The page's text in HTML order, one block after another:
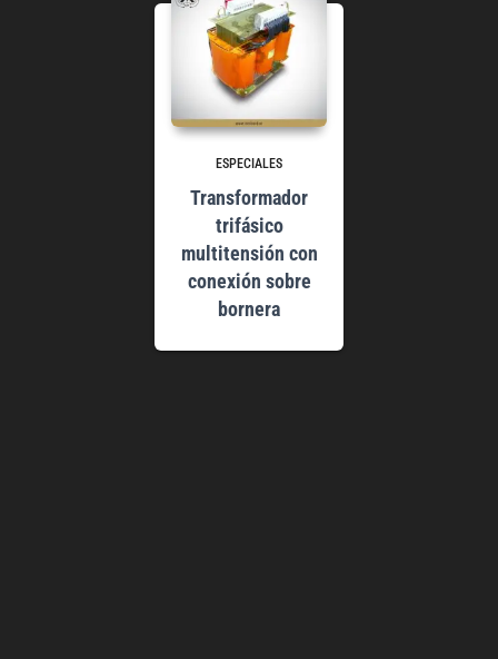
ESPECIALES
Transformador
trifásico
multitensión con
conexión sobre
bornera